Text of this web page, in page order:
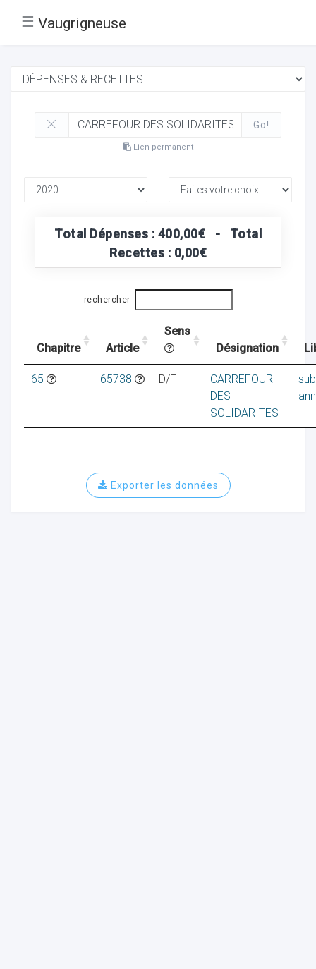
☰ Vaugrigneuse
Go!
Lien permanent
Total Dépenses : 400,00€ - Total
Recettes : 0,00€
rechercher
Chapitre Article
Sens
Désignation
65 65738 D/F
CARREFOUR
DES
SOLIDARITES
Exporter les données